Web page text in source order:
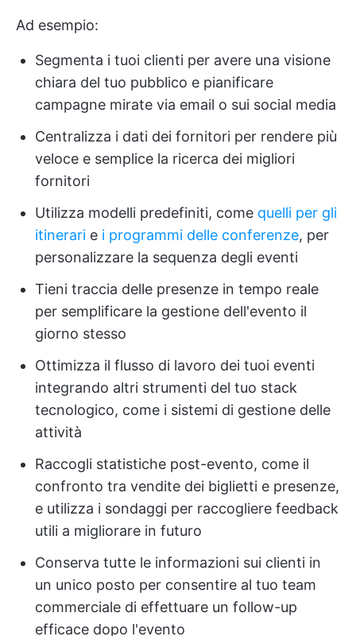
Ad esempio:
Segmenta i tuoi clienti per avere una visione
chiara del tuo pubblico e pianificare
campagne mirate via email o sui social media
Centralizza i dati dei fornitori per rendere più
veloce e semplice la ricerca dei migliori
fornitori
Utilizza modelli predefiniti, come quelli per gli
itinerari e i programmi delle conferenze, per
personalizzare la sequenza degli eventi
Tieni traccia delle presenze in tempo reale
per semplificare la gestione dell'evento il
giorno stesso
Ottimizza il flusso di lavoro dei tuoi eventi
integrando altri strumenti del tuo stack
tecnologico, come i sistemi di gestione delle
attività
Raccogli statistiche post-evento, come il
confronto tra vendite dei biglietti e presenze,
e utilizza i sondaggi per raccogliere feedback
utili a migliorare in futuro
Conserva tutte le informazioni sui clienti in
un unico posto per consentire al tuo team
commerciale di effettuare un follow-up
efficace dopo l'evento